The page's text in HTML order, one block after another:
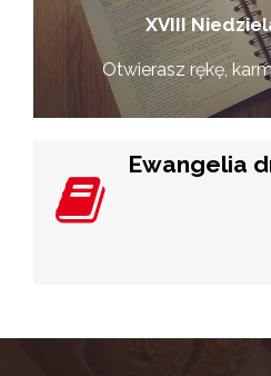
XVIII
Otwierasz rękę,
Ewangelia